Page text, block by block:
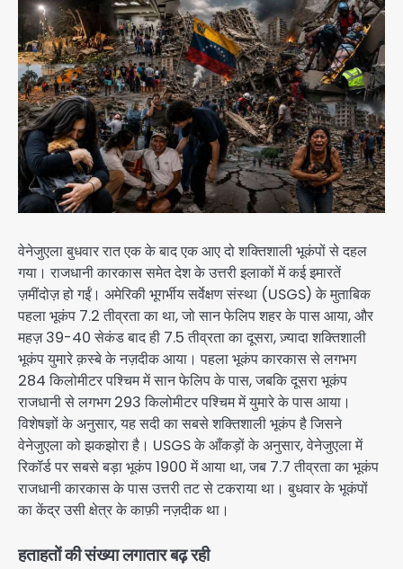
वेनेजुएला बुधवार रात एक के बाद एक आए दो शक्तिशाली भूकंपों से दहल
गया। राजधानी कारकास समेत देश के उत्तरी इलाकों में कई इमारतें
ज़मींदोज़ हो गईं। अमेरिकी भूगर्भीय सर्वेक्षण संस्था (USGS) के मुताबिक
पहला भूकंप 7.2 तीव्रता का था, जो सान फेलिप शहर के पास आया, और
महज़ 39-40 सेकंड बाद ही 7.5 तीव्रता का दूसरा, ज़्यादा शक्तिशाली
भूकंप युमारे क़स्बे के नज़दीक आया। पहला भूकंप कारकास से लगभग
284 किलोमीटर पश्चिम में सान फेलिप के पास, जबकि दूसरा भूकंप
राजधानी से लगभग 293 किलोमीटर पश्चिम में युमारे के पास आया।
विशेषज्ञों के अनुसार, यह सदी का सबसे शक्तिशाली भूकंप है जिसने
वेनेजुएला को झकझोरा है। USGS के आँकड़ों के अनुसार, वेनेजुएला में
रिकॉर्ड पर सबसे बड़ा भूकंप 1900 में आया था, जब 7.7 तीव्रता का भूकंप
राजधानी कारकास के पास उत्तरी तट से टकराया था। बुधवार के भूकंपों
का केंद्र उसी क्षेत्र के काफ़ी नज़दीक था।
हताहतों की संख्या लगातार बढ़ रही